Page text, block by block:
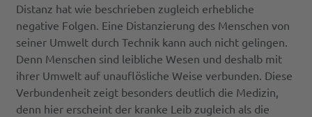
Distanz hat wie beschrieben zugleich erhebliche
negative Folgen. Eine Distanzierung des Menschen von
seiner Umwelt durch Technik kann auch nicht gelingen.
Denn Menschen sind leibliche Wesen und deshalb mit
ihrer Umwelt auf unauflösliche Weise verbunden. Diese
Verbundenheit zeigt besonders deutlich die Medizin,
denn hier erscheint der kranke Leib zugleich als die